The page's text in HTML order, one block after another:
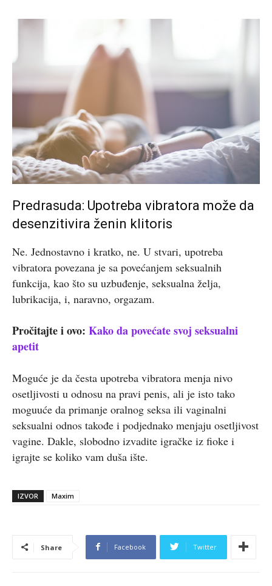
Predrasuda: Upotreba vibratora može da
desenzitivira ženin klitoris
Ne. Jednostavno i kratko, ne. U stvari, upotreba
vibratora povezana je sa povećanjem seksualnih
funkcija, kao što su uzbuđenje, seksualna želja,
lubrikacija, i, naravno, orgazam.
Pročitajte i ovo: Kako da povećate svoj seksualni
apetit
Moguće je da česta upotreba vibratora menja nivo
osetljivosti u odnosu na pravi penis, ali je isto tako
moguuće da primanje oralnog seksa ili vaginalni
seksualni odnos takođe i podjednako menjaju osetljivost
vagine. Dakle, slobodno izvadite igračke iz fioke i
igrajte se koliko vam duša ište.
IZVOR Maxim
Share Facebook Twitter